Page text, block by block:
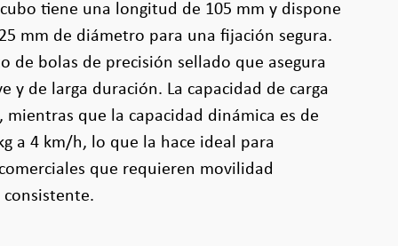
tiene una longitud de 105 mm y dispone
mm de diámetro para una fijación segura.
de bolas de precisión sellado que asegura
y de larga duración. La capacidad de carga
mientras que la capacidad dinámica es de
a 4 km/h, lo que la hace ideal para
que requieren movilidad